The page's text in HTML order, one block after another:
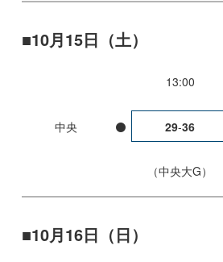
10月15日（土）
13:00
中央 29-36
中央大G
10月16日（日）